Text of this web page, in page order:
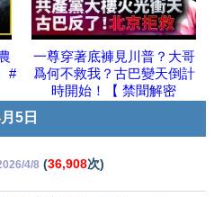
#
一尊穿著底褲見川普？大哥
爲何不救我？古巴變天倒計
時開始！【 禁聞解密
5日
4/8 (36,908次)